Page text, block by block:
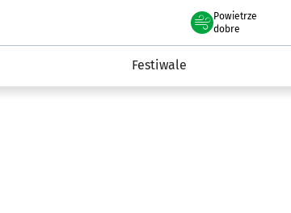
Powietrze
we Wrocławiu
dobre
Festiwale